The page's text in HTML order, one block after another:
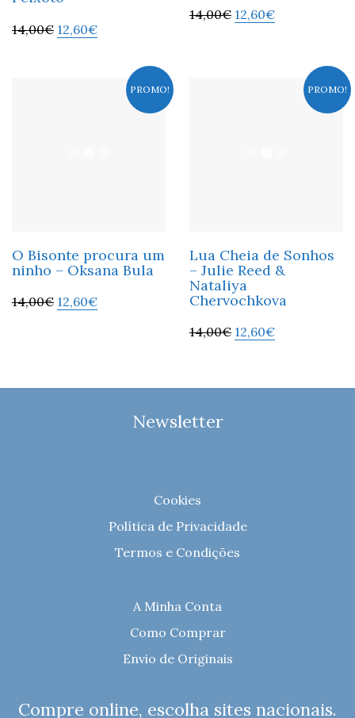
14,00€ 12,60€
14,00€ 12,60€
PROMO!
O Bisonte procura um
ninho – Oksana Bula
14,00€ 12,60€
PROMO!
Lua Cheia de Sonhos
– Julie Reed &
Nataliya
Chervochkova
14,00€ 12,60€
Newsletter
Cookies
Política de Privacidade
Termos e Condições
A Minha Conta
Como Comprar
Envio de Originais
Compre online, escolha sites nacionais.